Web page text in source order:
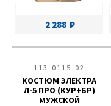
2 288
113-0115-02
КОСТЮМ ЭЛЕКТРА
Л-5 ПРО (КУР+БР)
МУЖСКОЙ